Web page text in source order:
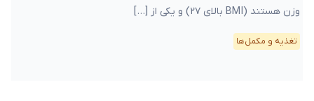
وزن هستند (BMI بالای ۲۷) و یکی از […]
تغذیه و مکمل‌ها